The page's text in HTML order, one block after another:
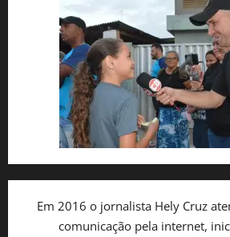
Em 2016 o jornalista Hely Cruz
comunicação pela internet,